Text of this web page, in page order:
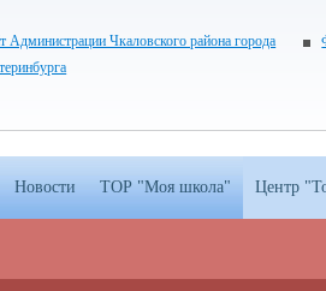
Администрации Чкаловского района города
Новости ТОР "Моя школа" Центр